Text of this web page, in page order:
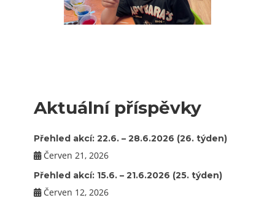
Aktuální příspěvky
Přehled akcí: 22.6. – 28.6.2026 (26. týden)
Červen 21, 2026
Přehled akcí: 15.6. – 21.6.2026 (25. týden)
Červen 12, 2026